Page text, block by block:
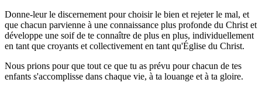
Donne-leur le discernement pour choisir le bien et rejeter le mal, et
que chacun parvienne à une connaissance plus profonde du Christ et
développe une soif de te connaître de plus en plus, individuellement
en tant que croyants et collectivement en tant qu'Église du Christ.
Nous prions pour que tout ce que tu as prévu pour chacun de tes
enfants s'accomplisse dans chaque vie, à ta louange et à ta gloire.